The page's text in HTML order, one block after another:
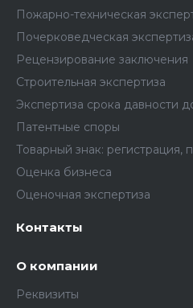
Пожарно-техническая
Почерковедческая
Рецензирование заключения
Строительная экспертиза
Экспертиза срока давности
Патентные споры
Товарный знак: регистрация,
Оценка бизнеса
Оценочная экспертиза
Контакты
О компании
Реквизиты